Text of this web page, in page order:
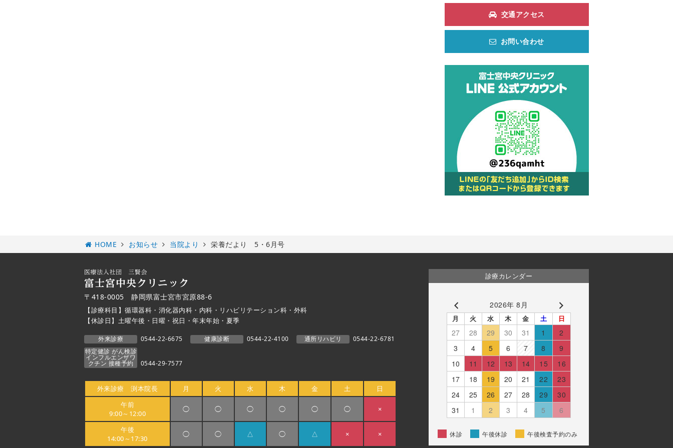
交通アクセス
お問い合わせ
HOME お知らせ 当院より 栄養だより 5・6月号
〒418-0005 静岡県富士宮市宮原88-6
【診療科目】循環器科・消化器内科・内科・リハビリテーション科・外科
【休診日】土曜午後・日曜・祝日・年末年始・夏季
外来診療 0544-22-6675 健康診断 0544-22-4100 通所リハビリ
0544-22-6781
特定健診 がん検診
インフルエンザワ
クチン 接種予約 0544-29-7577
外来診療 渕本院長 月 火 水 木 金 土
日
午前
9:00～12:00
◯ ◯ ◯ ◯ ◯ ◯ ×
午後
14:00～17:30
◯ ◯ △ ◯ △ × ×
診療カレンダー
2026年 8月
月 火 水 木 金 土 日
27 28 29 30 31 1
2
3
4 5 6 7 8
9
10
11 12 13 14 15
16
17
18 19 20 21 22
23
24
25 26 27 28 29
30
31
1 2 3 4 5 6
休診 午後休診 午後検査予約のみ